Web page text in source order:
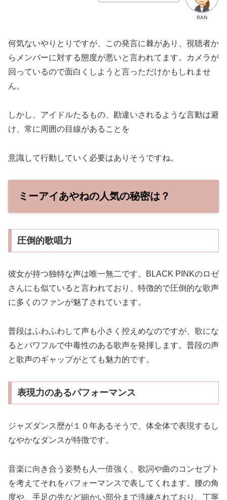
RAN
何気ないやりとりですが、この発言に棘があり、視聴者か
らメンバーに対する態度が悪いと言われてます。カメラが
回っているので面白くしようと言っただけかもしれませ
ん。
しかし、アイドルたるもの、勘違いされるような言動は避
け、常に周囲の目線があることを
意識して行動していく必要はありそうですね。
ミーアイあやねの人気の秘密は？
圧倒的歌唱力
彼女が持つ独特な声は唯一無二です。BLACK PINKのロゼ
さんにも似ていると言われており、特徴的で圧倒的な歌声
に多くのファンが魅了されています。
普段はふわふわして声も小さく控えめなのですが、歌にな
るとパワフルで中毒性のある歌声を発揮します。普段の声
と歌声のギャップがとても魅力的です。
表現力のあるパフォーマンス
ジャズダンス歴が１０年あるそうで、体全体で表現するし
なやかなダンスが特徴です。
音楽に向き合う姿勢も人一倍強く、歌詞や曲のコンセプト
を考えてそれをパフォーマンスで表してくれます。腰の角
度や、手足の先など細かい部分まで洗練されており、丁寧